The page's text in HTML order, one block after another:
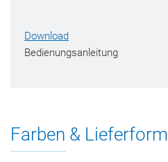
Download
Bedienungsanleitung
Farben & Lieferform